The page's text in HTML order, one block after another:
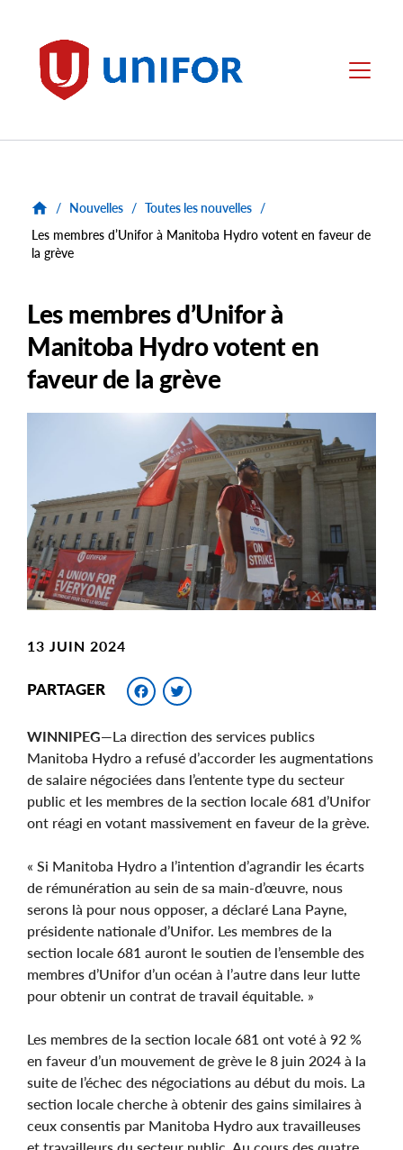
Unifor Menu
/ Nouvelles / Toutes les nouvelles /
Les membres d’Unifor à Manitoba Hydro votent en faveur de
la grève
Les membres d’Unifor à
Manitoba Hydro votent en
faveur de la grève
13 JUIN 2024
PARTAGER Facebook
WINNIPEG—La direction des services publics
Manitoba Hydro a refusé d’accorder les augmentations
de salaire négociées dans l’entente type du secteur
public et les membres de la section locale 681 d’Unifor
ont réagi en votant massivement en faveur de la grève.
« Si Manitoba Hydro a l’intention d’agrandir les écarts
de rémunération au sein de sa main-d’œuvre, nous
serons là pour nous opposer, a déclaré Lana Payne,
présidente nationale d’Unifor. Les membres de la
section locale 681 auront le soutien de l’ensemble des
membres d’Unifor d’un océan à l’autre dans leur lutte
pour obtenir un contrat de travail équitable. »
Les membres de la section locale 681 ont voté à 92 %
en faveur d’un mouvement de grève le 8 juin 2024 à la
suite de l’échec des négociations au début du mois. La
section locale cherche à obtenir des gains similaires à
ceux consentis par Manitoba Hydro aux travailleuses